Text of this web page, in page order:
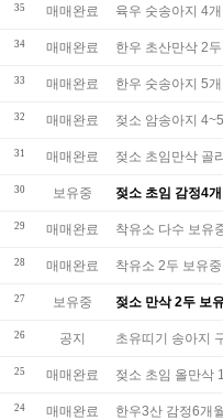
35 매매완료 육우 숫송아지 4
34 매매완료 한우 초산만삭 2
33 매매완료 한우 숫송아지 5
32 매매완료 젖소 암송아지
31 매매완료 젖소 초임만삭 골
30 보유중 젖소 초임 감정4
29 매매완료 착유소 다수 보유
28 매매완료 착유소 2두 보유
27 보유중 젖소 만삭 2두 보
26 공지 초유띠기 송아지
25 매매완료 젖소 초임 올만삭
24 매매완료 한우3산 감정6개